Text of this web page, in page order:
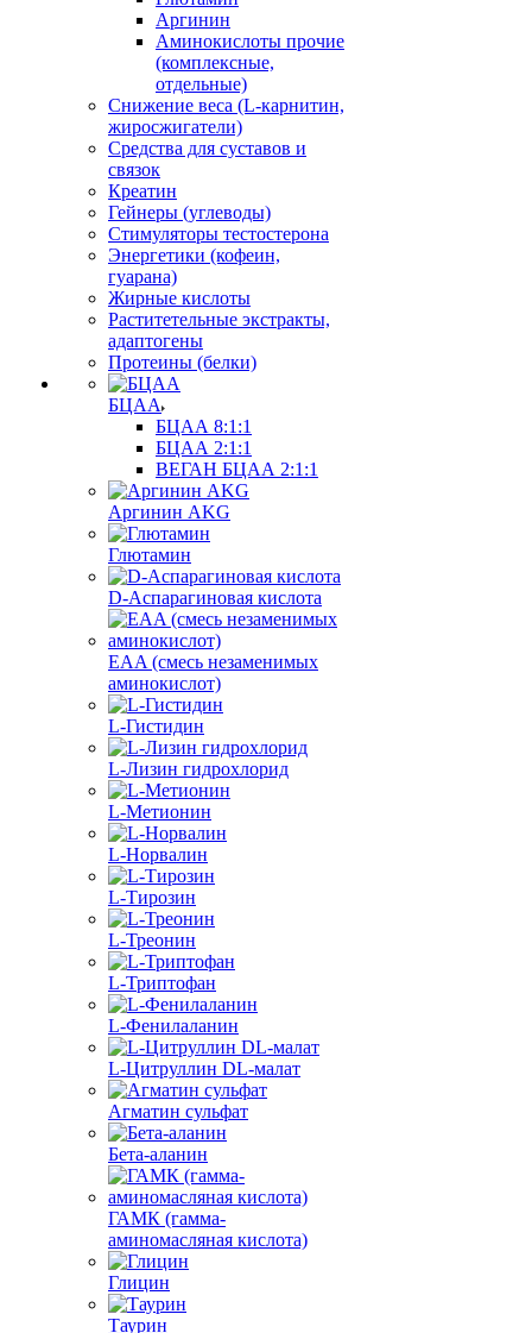
Аргинин
Аминокислоты прочие
(комплексные,
отдельные)
Снижение веса (L-карнитин,
жиросжигатели)
Средства для суставов и
связок
Креатин
Гейнеры (углеводы)
Стимуляторы тестостерона
Энергетики (кофеин,
гуарана)
Жирные кислоты
Раститетельные экстракты,
адаптогены
Протеины (белки)
БЦАА
БЦАА 8:1:1
БЦАА 2:1:1
ВЕГАН БЦАА 2:1:1
Аргинин AKG
Глютамин
D-Аспарагиновая кислота
EAA (смесь незаменимых
аминокислот)
L-Гистидин
L-Лизин гидрохлорид
L-Метионин
L-Норвалин
L-Тирозин
L-Треонин
L-Триптофан
L-Фенилаланин
L-Цитруллин DL-малат
Агматин cульфат
Бета-аланин
ГАМК (гамма-
аминомасляная кислота)
Глицин
Таурин